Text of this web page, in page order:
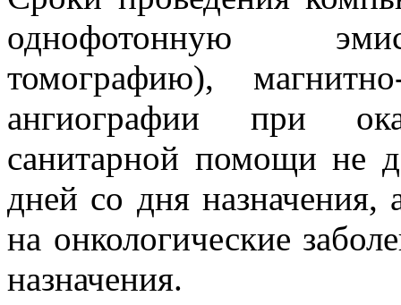
однофотонную
томографию),
ангиографии при
санитарной помощи не
дней со дня назначения,
на онкологические
назначения.